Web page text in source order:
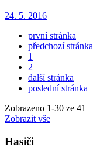
24. 5. 2016
první stránka
předchozí stránka
1
2
další stránka
poslední stránka
Zobrazeno 1-30 ze 41
Zobrazit vše
Hasiči